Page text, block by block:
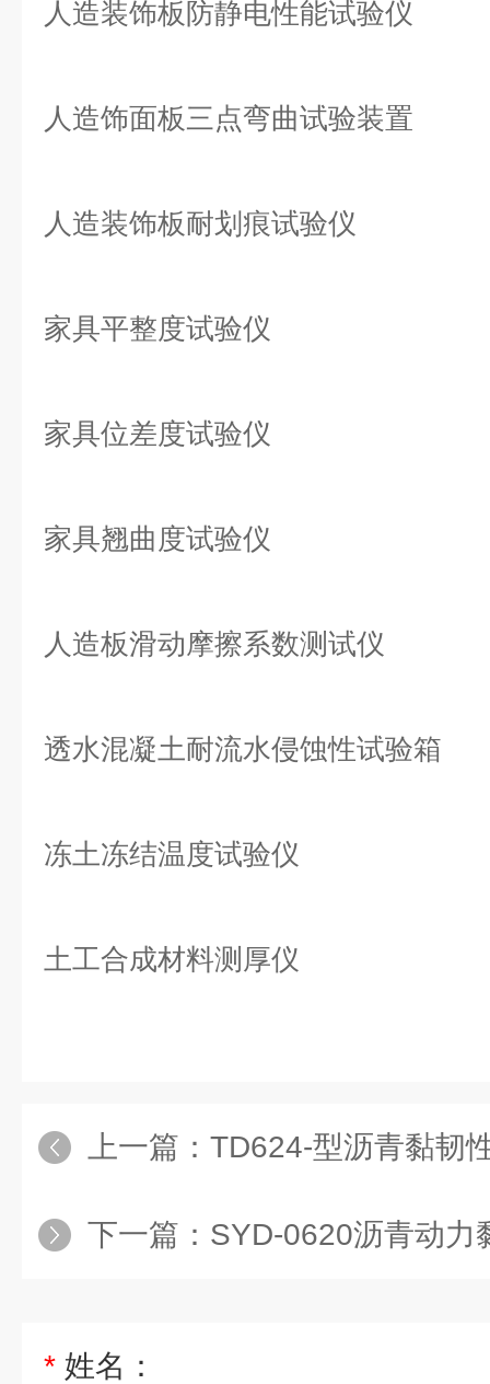
人造装饰板防静电性能试验仪
人造饰面板三点弯曲试验装置
人造装饰板耐划痕试验仪
家具平整度试验仪
家具位差度试验仪
家具翘曲度试验仪
人造板滑动摩擦系数测试仪
透水混凝土耐流水侵蚀性试验箱
冻土冻结温度试验仪
土工合成材料测厚仪
上一篇： TD624-型沥青黏韧
下一篇： SYD-0620沥青动力黏
* 姓名：